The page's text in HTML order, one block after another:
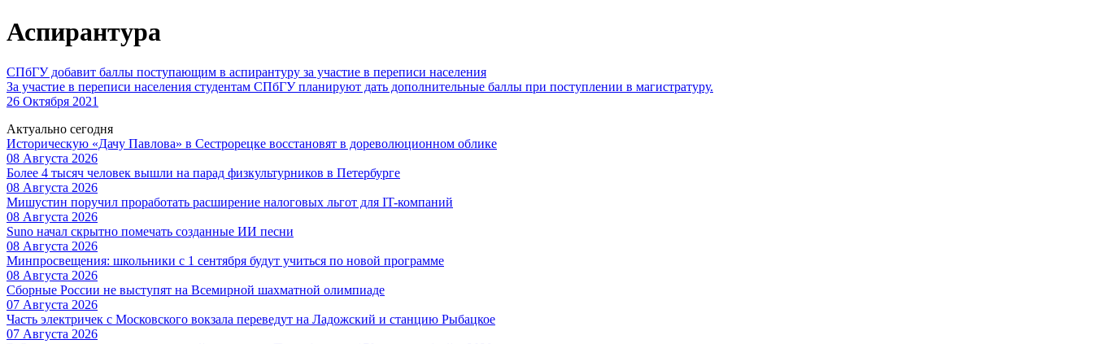
Аспирантура
СПбГУ добавит баллы поступающим в аспирантуру за участие в переписи населения
За участие в переписи населения студентам СПбГУ планируют дать дополнительные баллы при поступлении в магистратуру.
26 Октября 2021
Актуально сегодня
Историческую «Дачу Павлова» в Сестрорецке восстановят в дореволюционном облике
08 Августа 2026
Более 4 тысяч человек вышли на парад физкультурников в Петербурге
08 Августа 2026
Мишустин поручил проработать расширение налоговых льгот для IT-компаний
08 Августа 2026
Suno начал скрытно помечать созданные ИИ песни
08 Августа 2026
Минпросвещения: школьники с 1 сентября будут учиться по новой программе
08 Августа 2026
Сборные России не выступят на Всемирной шахматной олимпиаде
07 Августа 2026
Часть электричек с Московского вокзала переведут на Ладожский и станцию Рыбацкое
07 Августа 2026